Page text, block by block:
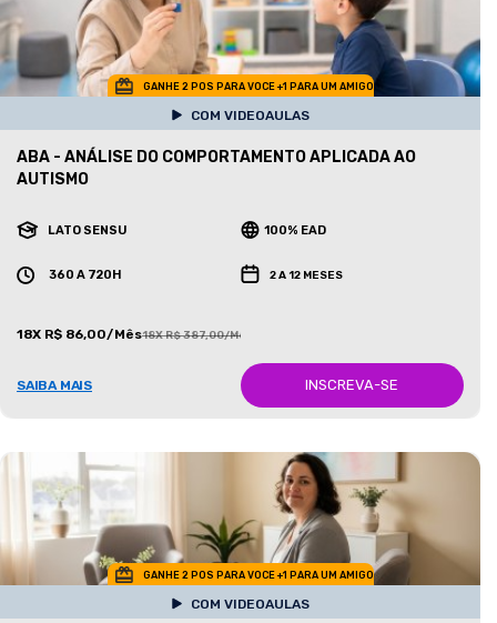
GANHE 2 POS PARA VOCE +1 PARA UM AMIGO
COM VIDEOAULAS
ABA - ANÁLISE DO COMPORTAMENTO APLICADA AO
AUTISMO
LATO SENSU 100% EAD
360 A 720H 2 A 12 MESES
18X R$ 86,00/Mês18X R$ 387,00/Mês
SAIBA MAIS INSCREVA-SE
GANHE 2 POS PARA VOCE +1 PARA UM AMIGO
COM VIDEOAULAS